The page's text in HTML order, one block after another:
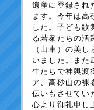
遺産に登録され
ます。今年は高
した。子ども歌
る若衆たちの活
（山車）の美
いました。また
生たちで神輿渡
ア、高砂山の裸
伝いもさせてい
心より御礼申し